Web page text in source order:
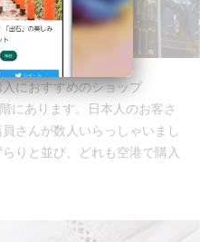
におすすめのショップ
にあります。日本人のお客さ
さんが数人いらっしゃいまし
りと並び、どれも空港で購入